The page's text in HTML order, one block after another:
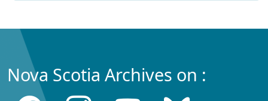
Nova Scotia Archives on :